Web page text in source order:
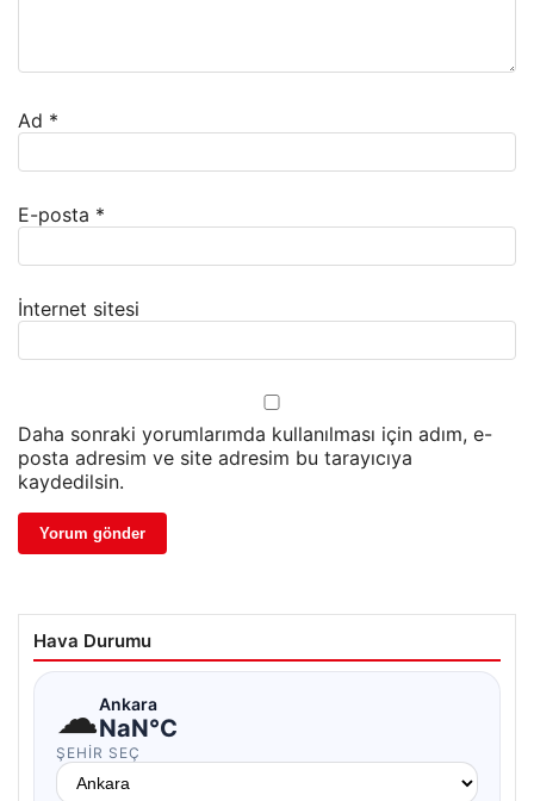
Ad *
E-posta *
İnternet sitesi
Daha sonraki yorumlarımda kullanılması için adım, e-
posta adresim ve site adresim bu tarayıcıya
kaydedilsin.
Hava Durumu
☁Ankara
NaN°C
ŞEHIR SEÇ